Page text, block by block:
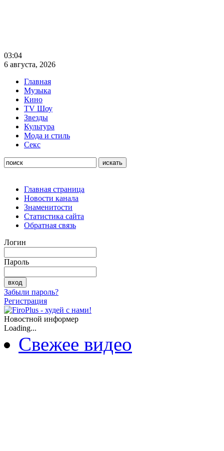
03:04
6 августа, 2026
Главная
Музыка
Кино
TV Шоу
Звезды
Культура
Мода и стиль
Секс
Главная страница
Новости канала
Знаменитости
Статистика сайта
Обратная связь
Логин
Пароль
Забыли пароль?
Регистрация
Новостной информер
Loading...
Свежее видео